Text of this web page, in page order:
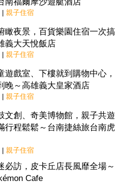
| 親子住宿
瞰夜景，百貨樂園住宿一次搞
義大天悅飯店
| 親子住宿
遊戲室、下樓就到購物中心，
晚～高雄義大皇家酒店
| 親子住宿
文創、奇美博物館，親子共遊
行程鬆鬆～台南捷絲旅台南虎
| 親子住宿
必訪，皮卡丘店長風靡全場～
Cafe